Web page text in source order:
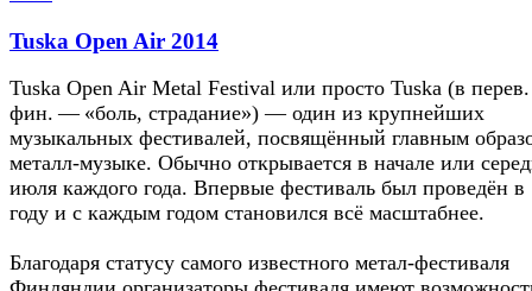
Tuska Open Air 2014
Tuska Open Air Metal Festival или просто Tuska (в
фин. — «боль, страдание») — один из крупнейших
музыкальных фестивалей, посвящённый главным
металл-музыке. Обычно открывается в начале или
июля каждого года. Впервые фестиваль был проведён в
году и с каждым годом становился всё масштабнее.
Благодаря статусу самого известного метал-фестиваля